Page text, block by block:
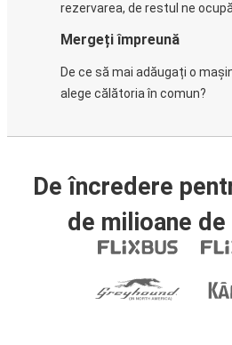
rezervarea, de restul ne
Mergeți împreună
De ce să mai adăugați o
alege călătoria în comun?
De încredere
de milioane de